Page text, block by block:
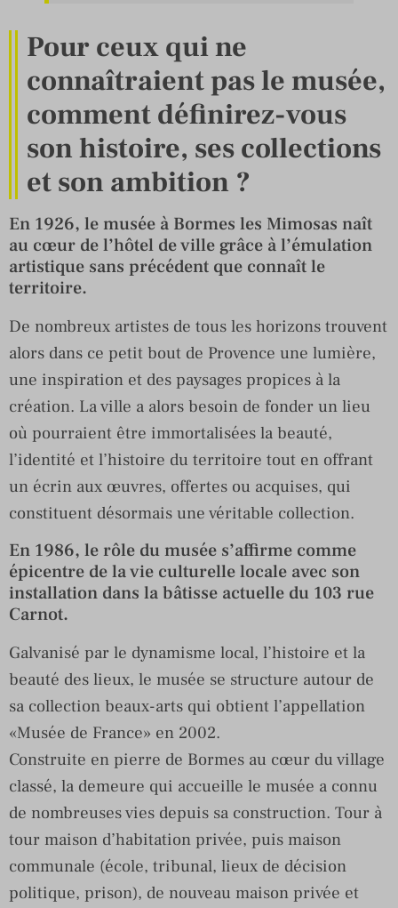
Pour ceux qui ne
connaîtraient pas le musée,
comment définirez-vous
son histoire, ses collections
et son ambition ?
En 1926, le musée à Bormes les Mimosas naît
au cœur de l’hôtel de ville grâce à l’émulation
artistique sans précédent que connaît le
territoire.
De nombreux artistes de tous les horizons trouvent
alors dans ce petit bout de Provence une lumière,
une inspiration et des paysages propices à la
création. La ville a alors besoin de fonder un lieu
où pourraient être immortalisées la beauté,
l’identité et l’histoire du territoire tout en offrant
un écrin aux œuvres, offertes ou acquises, qui
constituent désormais une véritable collection.
En 1986, le rôle du musée s’affirme comme
épicentre de la vie culturelle locale avec son
installation dans la bâtisse actuelle du 103 rue
Carnot.
Galvanisé par le dynamisme local, l’histoire et la
beauté des lieux, le musée se structure autour de
sa collection beaux-arts qui obtient l’appellation
«Musée de France» en 2002.
Construite en pierre de Bormes au cœur du village
classé, la demeure qui accueille le musée a connu
de nombreuses vies depuis sa construction. Tour à
tour maison d’habitation privée, puis maison
communale (école, tribunal, lieux de décision
politique, prison), de nouveau maison privée et